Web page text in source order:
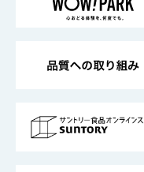
地域情報
サントリーサンバ
サントリーが考え
企業概要
採用情報